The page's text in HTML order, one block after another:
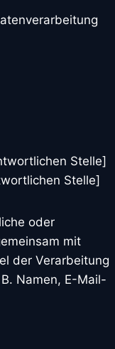
Stelle]
Stelle]
oder
mit
der Verarbeitung
Namen, E-Mail-